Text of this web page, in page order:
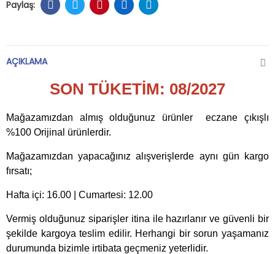
AÇIKLAMA
SON TÜKETİM: 08/2027
Mağazamızdan almış olduğunuz ürünler eczane çıkışlı
%100 Orijinal ürünlerdir.
Mağazamızdan yapacağınız alışverişlerde aynı gün kargo
fırsatı;
Hafta içi: 16.00 | Cumartesi: 12.00
Vermiş olduğunuz siparişler itina ile hazırlanır ve güvenli bir
şekilde kargoya teslim edilir. Herhangi bir sorun yaşamanız
durumunda bizimle irtibata geçmeniz yeterlidir.